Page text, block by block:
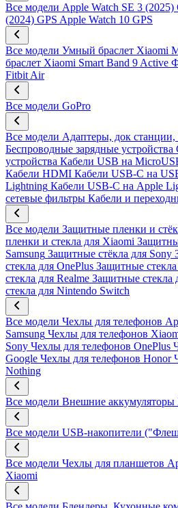
Все модели Apple Watch SE 3 (2025)
(2024) GPS Apple Watch 10 GPS
Все модели Умный браслет Xiaomi
браслет Xiaomi Smart Band 9 Active
Fitbit Air
Все модели GoPro
Все модели Адаптеры, док станции,
Беспроводные зарядные устройства
устройства Кабели USB на
Кабели HDMI Кабели USB-C на
Lightning Кабели USB-C на Apple
сетевые фильтры Кабели и
Все модели Защитные пленки и
пленки и стекла для Xiaomi
Samsung Защитные стёкла для Sony
стекла для OnePlus Защитные
стекла для Realme Защитные стекла
стекла для Nintendo Switch
Все модели Чехлы для телефонов
Samsung Чехлы для телефонов
Sony Чехлы для телефонов OnePlus
Google Чехлы для телефонов Honor
Nothing
Все модели Внешние аккумуляторы
Все модели USB-накопители
Все модели Чехлы для планшетов
Xiaomi